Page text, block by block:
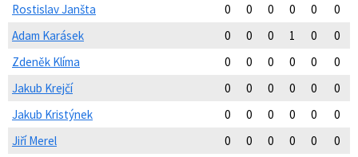
Rostislav Janšta
0 0 0 0 0
0
Adam Karásek
0 0 0 1 0
0
Zdeněk Klíma
0 0 0 0 0
0
Jakub Krejčí
0 0 0 0 0
0
Jakub Kristýnek
0 0 0 0 0
0
Jiří Merel
0 0 0 0 0
0